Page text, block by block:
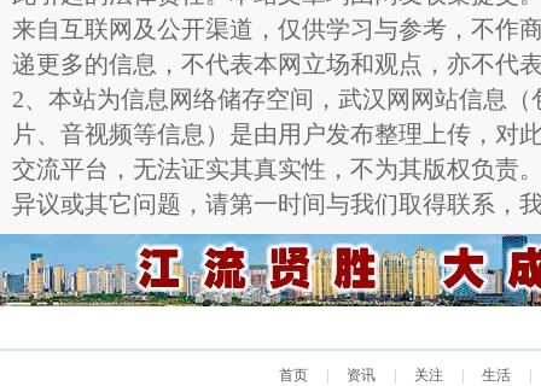
来自互联网及公开渠道，仅供学习与参考，不作
递更多的信息，不代表本网立场和观点，亦不代
2、本站为信息网络储存空间，武汉网网站信息
片、音视频等信息）是由用户发布整理上传，对
交流平台，无法证实其真实性，不为其版权负责
异议或其它问题，请第一时间与我们取得联系，
首页 资讯 关注 生活